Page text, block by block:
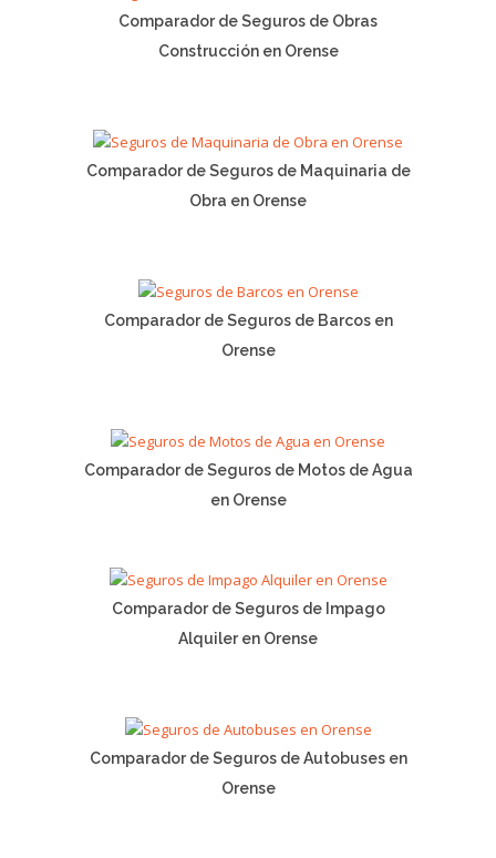
Comparador de Seguros de Obras
Construcción en Orense
Comparador de Seguros de Maquinaria de
Obra en Orense
Comparador de Seguros de Barcos en
Orense
Comparador de Seguros de Motos de Agua
en Orense
Comparador de Seguros de Impago
Alquiler en Orense
Comparador de Seguros de Autobuses en
Orense